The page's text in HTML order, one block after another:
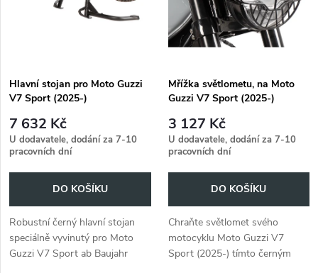
p
r
o
d
u
s
p
r
o
d
u
Hlavní stojan pro Moto Guzzi
V7 Sport (2025-)
7 632 Kč
U dodavatele, dodání za 7-10
pracovních dní
DO KOŠÍKU
Robustní černý hlavní stojan
speciálně vyvinutý pro Moto
Guzzi V7 Sport ab Baujahr
Mřížka světlometu, na Moto
Guzzi V7 Sport (2025-)
3 127 Kč
U dodavatele, dodání za 7-10
pracovních dní
DO KOŠÍKU
Chraňte světlomet svého
motocyklu Moto Guzzi V7
Sport (2025-) tímto černým